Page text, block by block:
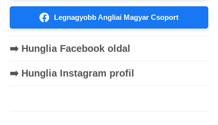
Legnagyobb Angliai Magyar Csoport
➡️ Hunglia Facebook oldal
➡️ Hunglia Instagram profil